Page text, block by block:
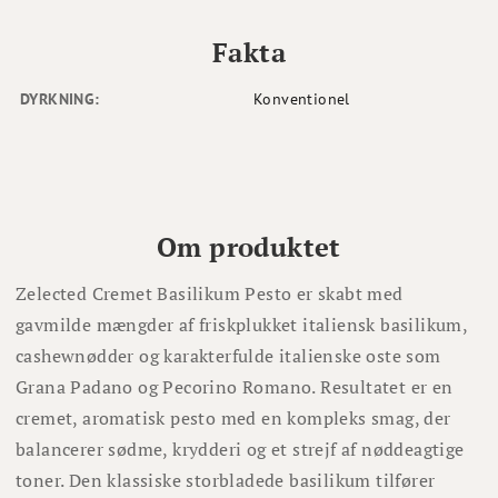
DYRKNING: Konventionel
Fakta
Om produktet
Zelected Cremet Basilikum Pesto er skabt med
gavmilde mængder af friskplukket italiensk basilikum,
cashewnødder og karakterfulde italienske oste som
Grana Padano og Pecorino Romano. Resultatet er en
cremet, aromatisk pesto med en kompleks smag, der
balancerer sødme, krydderi og et strejf af nøddeagtige
toner. Den klassiske storbladede basilikum tilfører